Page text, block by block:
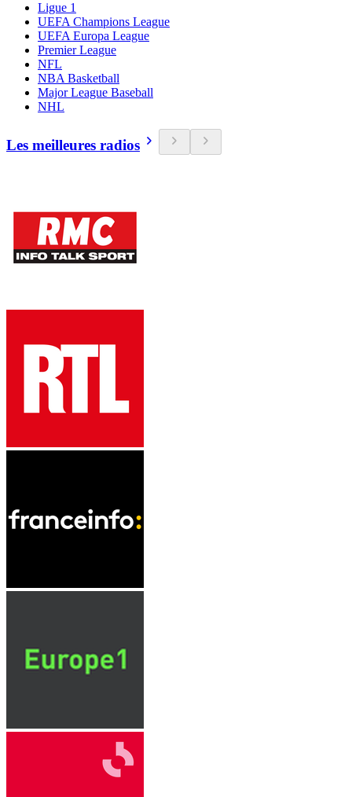
Ligue 1
UEFA Champions League
UEFA Europa League
Premier League
NFL
NBA Basketball
Major League Baseball
NHL
Les meilleures radios